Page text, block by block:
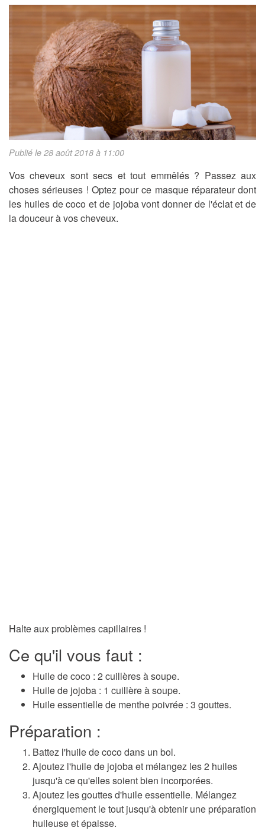
Publié le 28 août 2018 à 11:00
Vos cheveux sont secs et tout emmêlés ? Passez aux
choses sérieuses ! Optez pour ce masque réparateur dont
les huiles de coco et de jojoba vont donner de l'éclat et de
la douceur à vos cheveux.
Halte aux problèmes capillaires !
Ce qu'il vous faut :
Huile de coco : 2 cuillères à soupe.
Huile de jojoba : 1 cuillère à soupe.
Huile essentielle de menthe poivrée : 3 gouttes.
Préparation :
Battez l'huile de coco dans un bol.
Ajoutez l'huile de jojoba et mélangez les 2 huiles
jusqu'à ce qu'elles soient bien incorporées.
Ajoutez les gouttes d'huile essentielle. Mélangez
énergiquement le tout jusqu'à obtenir une préparation
huileuse et épaisse.